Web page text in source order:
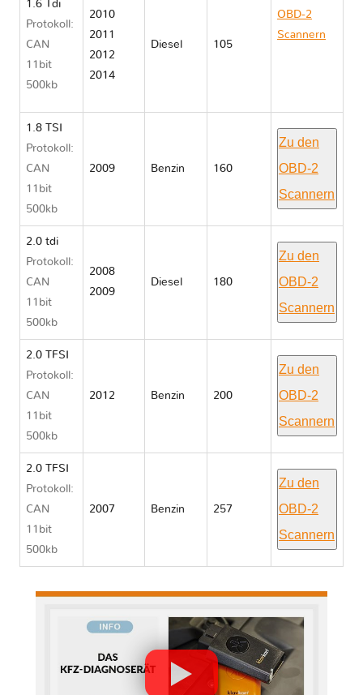
1.6 Tdi
Protokoll:
CAN
11bit
500kb
2010
2011
2012
2014
Diesel 105
OBD-2
Scannern
1.8 TSI
Protokoll:
CAN
11bit
500kb
2009 Benzin 160
Zu den
OBD-2
Scannern
2.0 tdi
Protokoll:
CAN
11bit
500kb
2008
2009
Diesel 180
Zu den
OBD-2
Scannern
2.0 TFSI
Protokoll:
CAN
11bit
500kb
2012 Benzin 200
Zu den
OBD-2
Scannern
2.0 TFSI
Protokoll:
CAN
11bit
500kb
2007 Benzin 257
Zu den
OBD-2
Scannern